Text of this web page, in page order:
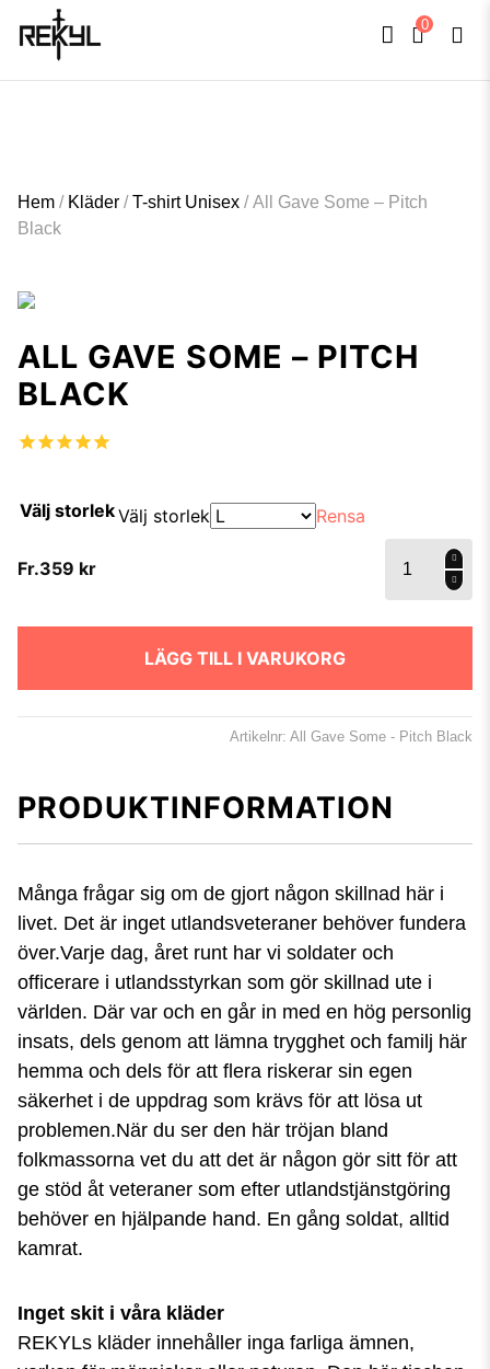
FULLT TRYCK I LEDNINGAR- MEDFÖR LÄNGRE LEVERANSTID - FRI FRAKT
0
Hem / Kläder / T-shirt Unisex /All Gave Some – Pitch
Black
ALL GAVE SOME – PITCH
BLACK
Välj storlekVälj storlek Rensa
Fr.359 kr
Gave
Black
LÄGG TILL I VARUKORG
Artikelnr: All Gave Some - Pitch Black
PRODUKTINFORMATION
Många frågar sig om de gjort någon skillnad här i
livet. Det är inget utlandsveteraner behöver fundera
över.Varje dag, året runt har vi soldater och
officerare i utlandsstyrkan som gör skillnad ute i
världen. Där var och en går in med en hög personlig
insats, dels genom att lämna trygghet och familj här
hemma och dels för att flera riskerar sin egen
säkerhet i de uppdrag som krävs för att lösa ut
problemen.När du ser den här tröjan bland
folkmassorna vet du att det är någon gör sitt för att
ge stöd åt veteraner som efter utlandstjänstgöring
behöver en hjälpande hand. En gång soldat, alltid
kamrat.
Inget skit i våra kläder
REKYLs kläder innehåller inga farliga ämnen,